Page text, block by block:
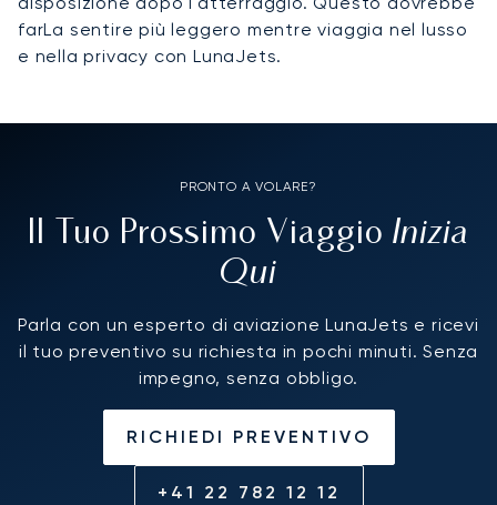
farLa sentire più leggero mentre viaggia nel lusso
e nella privacy con LunaJets.
PRONTO A VOLARE?
Il Tuo Prossimo Viaggio Inizia
Qui
Parla con un esperto di aviazione LunaJets e ricevi
il tuo preventivo su richiesta in pochi minuti. Senza
impegno, senza obbligo.
RICHIEDI PREVENTIVO
+41 22 782 12 12